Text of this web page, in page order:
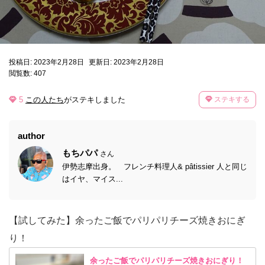
投稿日: 2023年2月28日
更新日: 2023年2月28日
閲覧数: 407
5 この人たちがステキしました ステキする
author
もちパパ さん
伊勢志摩出身。 フレンチ料理人& pâtissier 人と同じ
はイヤ、マイス...
【試してみた】余ったご飯でパリパリチーズ焼きおにぎ
り！
余ったご飯でパリパリチーズ焼きおにぎり！